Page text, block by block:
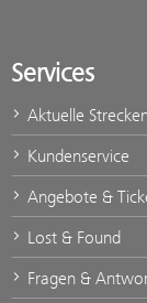
Services
Aktuelle
Kundenservice
Angebote &
Lost & Found
Fragen &